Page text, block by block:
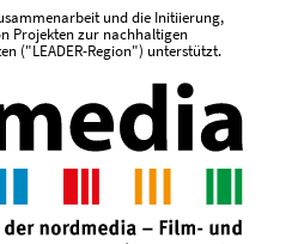
und die Initiierung,
Projekten zur nachhaltigen
("LEADER-Region") unterstützt.